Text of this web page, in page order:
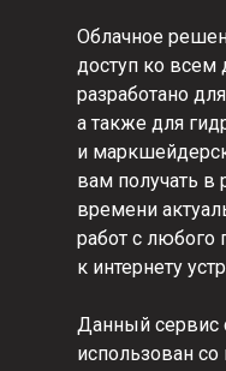
Облачное
доступ ко всем
разработано
а также для
и
вам получать в
времени
работ с любого
к интернету
Данный сервис
использован